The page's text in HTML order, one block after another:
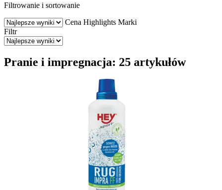
Filtrowanie i sortowanie
Cena Highlights Marki
Filtr
Pranie i impregnacja: 25 artykułów